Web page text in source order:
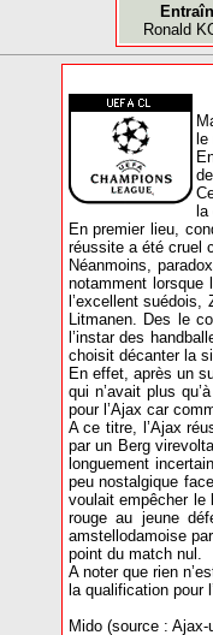
Ronald
le
la
En premier lieu,
réussite a été cruel
Néanmoins,
notamment lorsque
l’excellent suédois,
Litmanen. Des le
l’instar des
choisit décanter la
En effet, après un
qui n’avait plus
pour l’Ajax car
A ce titre, l’Ajax
par un Berg
longuement
peu nostalgique
voulait empêcher le
rouge au jeune
amstellodamoise
point du match nul.
A noter que rien
la qualification pour
Mido (source : Ajax-